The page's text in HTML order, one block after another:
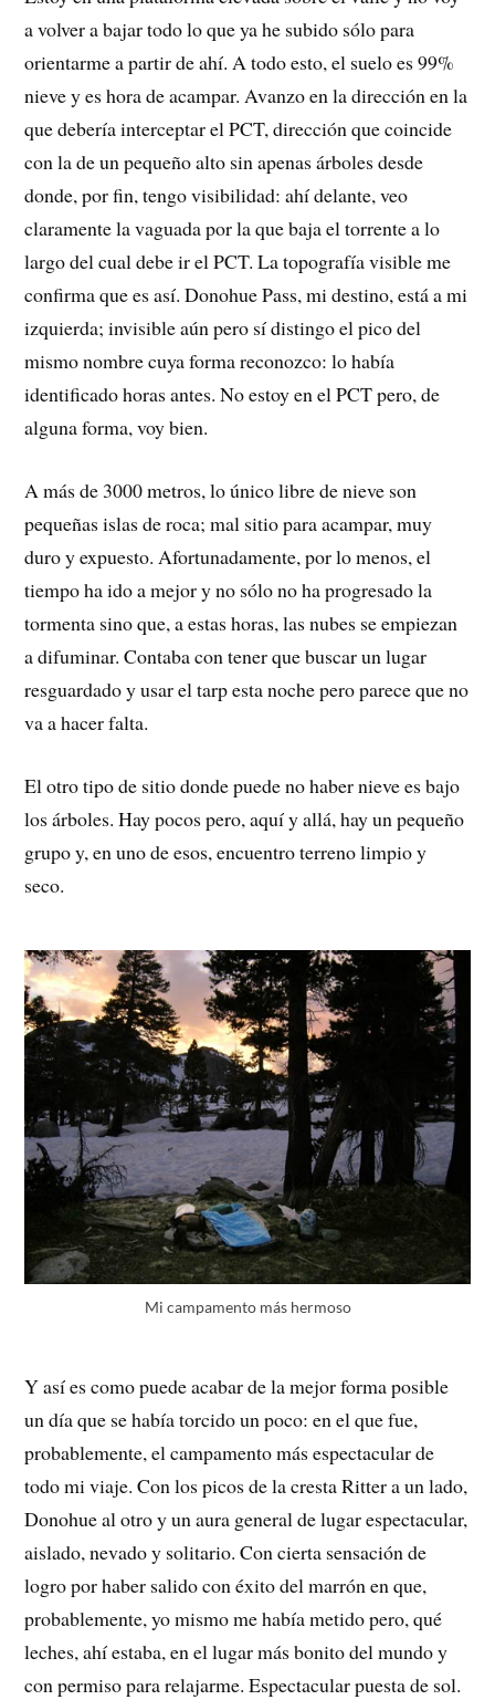
a volver a bajar todo lo que ya he subido sólo para
orientarme a partir de ahí. A todo esto, el suelo es 99%
nieve y es hora de acampar. Avanzo en la dirección en la
que debería interceptar el PCT, dirección que coincide
con la de un pequeño alto sin apenas árboles desde
donde, por fin, tengo visibilidad: ahí delante, veo
claramente la vaguada por la que baja el torrente a lo
largo del cual debe ir el PCT. La topografía visible me
confirma que es así. Donohue Pass, mi destino, está a mi
izquierda; invisible aún pero sí distingo el pico del
mismo nombre cuya forma reconozco: lo había
identificado horas antes. No estoy en el PCT pero, de
alguna forma, voy bien.
A más de 3000 metros, lo único libre de nieve son
pequeñas islas de roca; mal sitio para acampar, muy
duro y expuesto. Afortunadamente, por lo menos, el
tiempo ha ido a mejor y no sólo no ha progresado la
tormenta sino que, a estas horas, las nubes se empiezan
a difuminar. Contaba con tener que buscar un lugar
resguardado y usar el tarp esta noche pero parece que no
va a hacer falta.
El otro tipo de sitio donde puede no haber nieve es bajo
los árboles. Hay pocos pero, aquí y allá, hay un pequeño
grupo y, en uno de esos, encuentro terreno limpio y
seco.
Mi campamento más hermoso
Y así es como puede acabar de la mejor forma posible
un día que se había torcido un poco: en el que fue,
probablemente, el campamento más espectacular de
todo mi viaje. Con los picos de la cresta Ritter a un lado,
Donohue al otro y un aura general de lugar espectacular,
aislado, nevado y solitario. Con cierta sensación de
logro por haber salido con éxito del marrón en que,
probablemente, yo mismo me había metido pero, qué
leches, ahí estaba, en el lugar más bonito del mundo y
con permiso para relajarme. Espectacular puesta de sol.